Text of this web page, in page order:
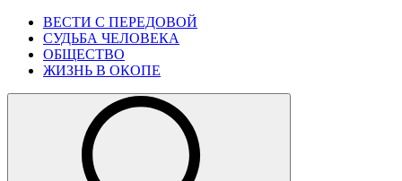
Skip
content
Primary
Menu
ВЕСТИ С ПЕРЕДОВОЙ
СУДЬБА ЧЕЛОВЕКА
ОБЩЕСТВО
ЖИЗНЬ В ОКОПЕ